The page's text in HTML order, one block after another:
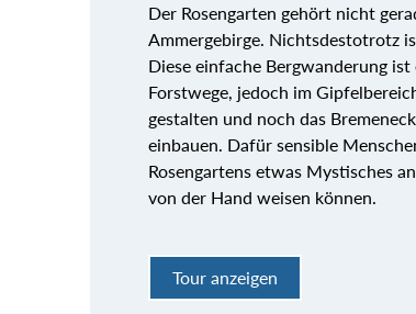
Der Rosengarten gehört nicht
Ammergebirge. Nichtsdestotrotz
Diese einfache Bergwanderung
Forstwege, jedoch im
gestalten und noch das
einbauen. Dafür sensible
Rosengartens etwas Mystisches
von der Hand weisen können.
Tour anzeigen